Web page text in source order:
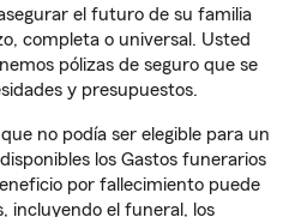
el futuro de su familia
completa o universal. Usted
pólizas de seguro que se
y presupuestos.
no podía ser elegible para un
los Gastos funerarios
por fallecimiento puede
incluyendo el funeral, los